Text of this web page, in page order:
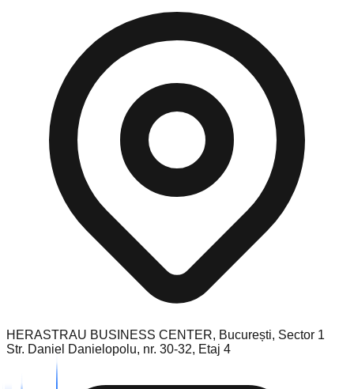
HERASTRAU BUSINESS CENTER, București, Sector 1
Str. Daniel Danielopolu, nr. 30-32, Etaj 4